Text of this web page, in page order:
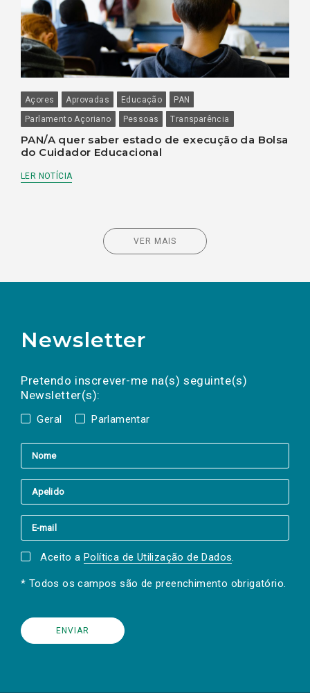
Açores Aprovadas Educação
PAN
Parlamento Açoriano
Pessoas Transparência
PAN/A quer saber estado de execução da Bolsa
do Cuidador Educacional
LER NOTÍCIA
VER MAIS
Newsletter
Pretendo inscrever-me na(s) seguinte(s)
Newsletter(s):
Geral Parlamentar
a(s) newsletter(s).
mail
Aceito a Política de Utilização de Dados.
* Todos os campos são de preenchimento obrigatório.